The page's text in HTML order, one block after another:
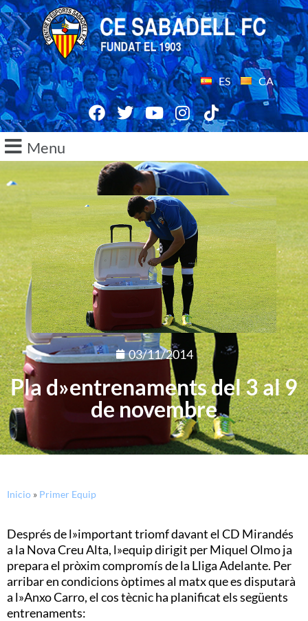
ES CA
Menu
03/11/2014
Pla d»entrenaments del 3 al 9
de novembre
Inicio » Primer Equip
Després de l»important triomf davant el CD Mirandés
a la Nova Creu Alta, l»equip dirigit per Miquel Olmo ja
prepara el pròxim compromís de la Lliga Adelante. Per
arribar en condicions òptimes al matx que es disputarà
a l»Anxo Carro, el cos tècnic ha planificat els següents
entrenaments: